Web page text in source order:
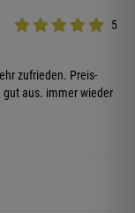
5
zufrieden. Preis-
gut aus. immer wieder